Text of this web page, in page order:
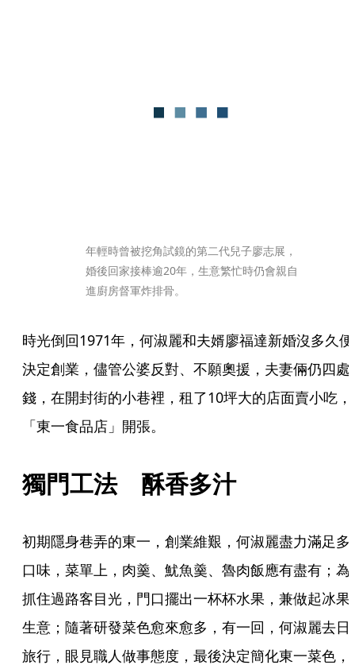
年輕時曾被挖角試鏡的第二代兒子廖志展，
婚後回家接棒逾20年，生意繁忙時仍會親自
進廚房督軍炸排骨。
時光倒回1971年，何淑麗和夫婿廖福達新婚沒多久便
決定創業，儘管公婆反對、不願奧援，夫妻倆仍四處
錢，在開封街的小巷裡，租了10坪大的店面賣小吃，
「東一食品店」開張。
獨門工法　酥香多汁
初期隱身巷弄的東一，創業維艱，何淑麗盡力滿足多
口味，菜單上，肉羹、魷魚羹、魯肉飯應有盡有；為
抓住過路客目光，門口擺出一杯杯水果，兼做起冰果
生意；隨著研發菜色愈來愈多，有一回，何淑麗去日
旅行，眼見職人做事態度，最後決定簡化東一菜色，